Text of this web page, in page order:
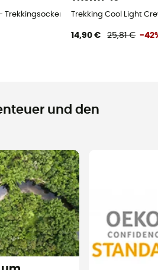
Trekkingsocken Trekking Cool Light
14,90 € 25,81 € -
und den